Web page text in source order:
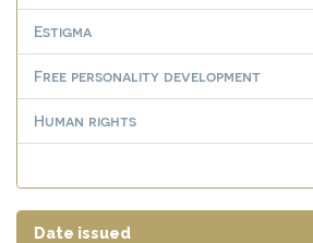
Estigma
Free personality development
Human rights
Date issued